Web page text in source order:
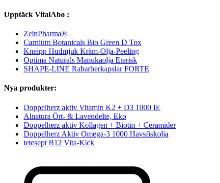
Upptäck VitalAbo :
ZeinPharma®
Carnium Botanicals Bio Green D Tox
Kneipp Hudmjuk Kräm-Olja-Peeling
Optima Naturals Manukaolja Eterisk
SHAPE-LINE Rabarberkapslar FORTE
Nya produkter:
Doppelherz aktiv Vitamin K2 + D3 1000 IE
Alnatura Ört- & Lavendelte, Eko
Doppelherz aktiv Kollagen + Biotin + Ceramider
Doppelherz Aktiv Omega-3 1000 Havsfiskolja
tetesept B12 Vita-Kick